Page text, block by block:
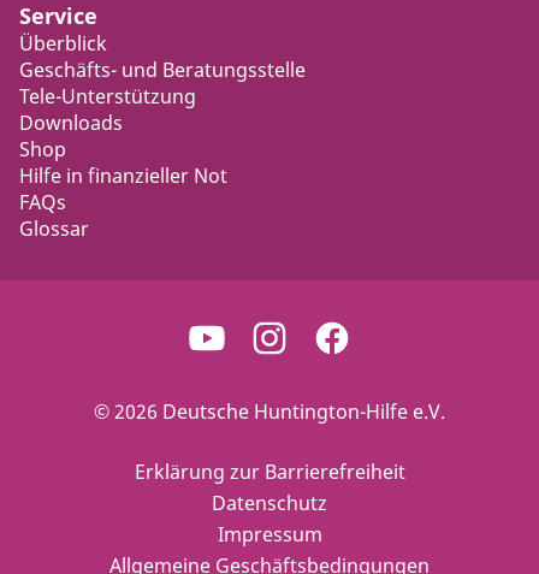
Service
Überblick
Geschäfts- und Beratungsstelle
Tele-Unterstützung
Downloads
Shop
Hilfe in finanzieller Not
FAQs
Glossar
© 2026 Deutsche Huntington-Hilfe e.V.
Erklärung zur Barrierefreiheit
Datenschutz
Impressum
Allgemeine Geschäftsbedingungen